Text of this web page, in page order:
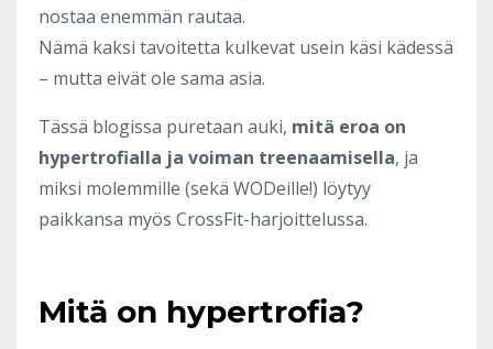
nostaa enemmän rautaa.
Nämä kaksi tavoitetta kulkevat usein käsi kädessä
– mutta eivät ole sama asia.
Tässä blogissa puretaan auki, mitä eroa on
hypertrofialla ja voiman treenaamisella, ja
miksi molemmille (sekä WODeille!) löytyy
paikkansa myös CrossFit-harjoittelussa.
Mitä on hypertrofia?